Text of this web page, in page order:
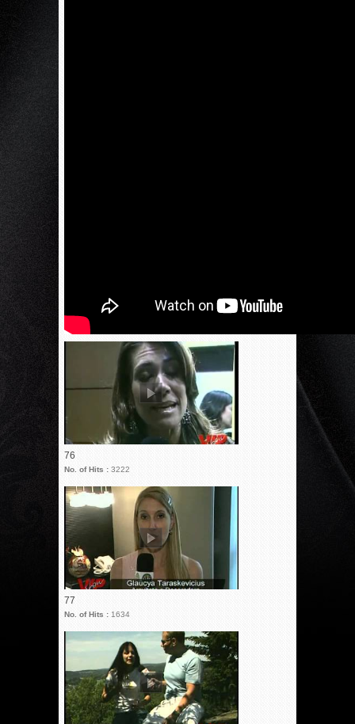
76
No. of Hits : 3222
77
No. of Hits : 1634